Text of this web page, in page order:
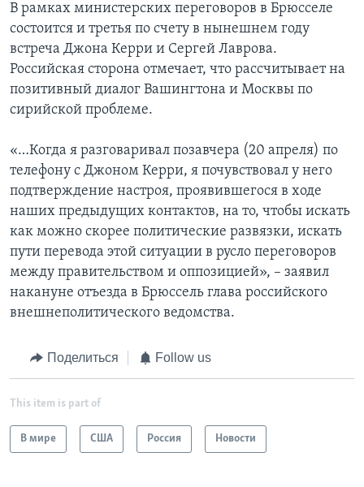
В рамках министерских переговоров в Брюсселе
состоится и третья по счету в нынешнем году
встреча Джона Керри и Сергей Лаврова.
Российская сторона отмечает, что рассчитывает на
позитивный диалог Вашингтона и Москвы по
сирийской проблеме.
«…Когда я разговаривал позавчера (20 апреля) по
телефону с Джоном Керри, я почувствовал у него
подтверждение настроя, проявившегося в ходе
наших предыдущих контактов, на то, чтобы искать
как можно скорее политические развязки, искать
пути перевода этой ситуации в русло переговоров
между правительством и оппозицией», – заявил
накануне отъезда в Брюссель глава российского
внешнеполитического ведомства.
Поделиться Follow us
This item is part of
В мире США Россия Новости